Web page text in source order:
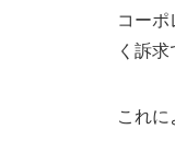
コー
く訴
これに